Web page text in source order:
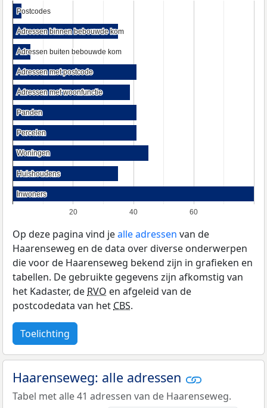
20 40 60
Postcodes
Postcodes
Adressen binnen bebouwde kom
Adressen binnen bebouwde kom
Adressen buiten bebouwde kom
Adressen buiten bebouwde kom
Adressen met postcode
Adressen met postcode
Adressen met woonfunctie
Adressen met woonfunctie
Panden
Panden
Percelen
Percelen
Woningen
Woningen
Huishoudens
Huishoudens
Inwoners
Inwoners
Op deze pagina vind jealle adressen van de
Haarenseweg en de data over diverse onderwerpen
die voor de Haarenseweg bekend zijn in grafieken en
tabellen. De gebruikte gegevens zijn afkomstig van
het Kadaster, deRVO en afgeleid van de
postcodedata van hetCBS.
Toelichting
Haarenseweg: alle adressen
Tabel met alle 41 adressen van de Haarenseweg.